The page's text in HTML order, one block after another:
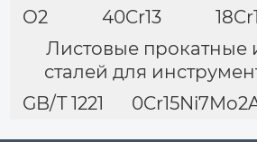
O2
40Cr13
Листовые прокатные
сталей для
GB/T 1221